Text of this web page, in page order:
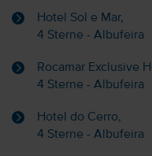
Hotel Sol e Mar,
4 Sterne - Albufeira
Rocamar Exclusive
4 Sterne - Albufeira
Hotel do Cerro,
4 Sterne - Albufeira